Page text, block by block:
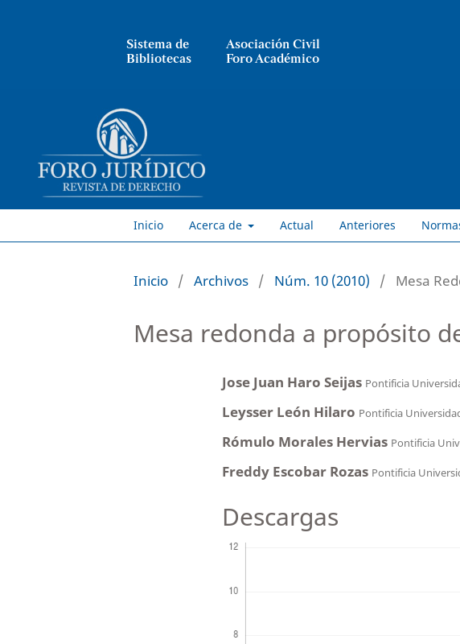
Sistema de
Bibliotecas
Asociación Civil
Foro Académico
Inicio Acerca de Actual Anteriores
Inicio / Archivos / Núm. 10 (2010) / Mesa
Mesa redonda a propósito
Jose Juan Haro Seijas Pontificia
Leysser León Hilaro Pontificia
Rómulo Morales Hervias Pontificia
Freddy Escobar Rozas Pontificia
Descargas